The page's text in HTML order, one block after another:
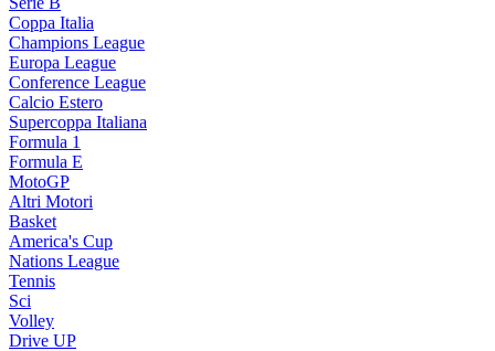
Coppa Italia
Champions League
Europa League
Conference League
Calcio Estero
Supercoppa Italiana
Formula 1
Formula E
MotoGP
Altri Motori
Basket
America's Cup
Nations League
Tennis
Sci
Volley
Drive UP